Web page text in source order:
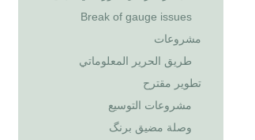
Break of gauge issues
مشروعات
طريق الحرير المعلوماتي
تطوير مقترح
مشروعات التوسيع
وصلة مضيق برنگ